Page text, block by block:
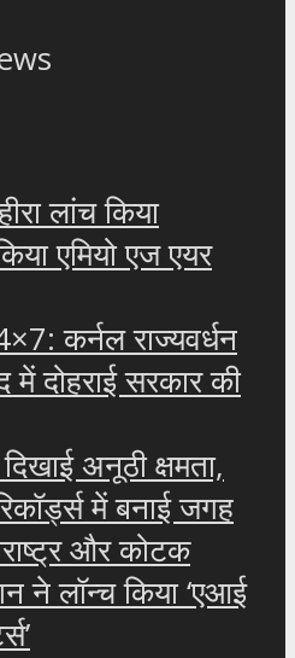
लांच किया
एमियो एज एयर
कर्नल राज्यवर्धन
में दोहराई सरकार की
अनूठी क्षमता,
में बनाई जगह
और कोटक
लॉन्च किया ‘एआई